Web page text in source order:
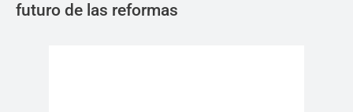
futuro de las reformas